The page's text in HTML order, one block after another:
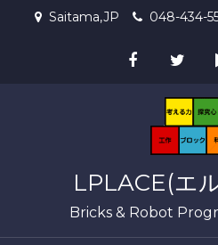
Saitama,JP 048-434-
LPLACE(エ
Bricks & Robot